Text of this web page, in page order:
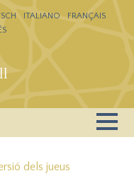
ITALIANO
FRANÇAIS
dels jueus